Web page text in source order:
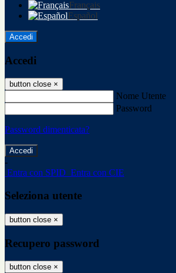
Français
Español
Accedi
Accedi
button close ×
Nome Utente
Password
Password dimenticata?
-
Entra con SPID Entra con CIE
Seleziona utente
button close ×
Recupero password
button close ×